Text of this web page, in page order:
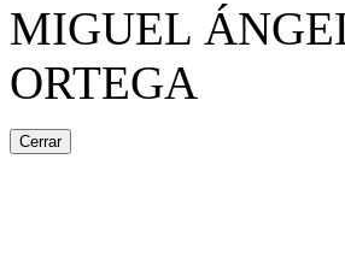
MIGUEL
ORTEGA
Cerrar